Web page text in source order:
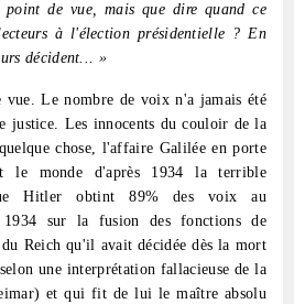
de vue, mais que dire quand ce
à l'élection présidentielle ? En
décident... »
vue. Le nombre de voix n'a jamais été
justice. Les innocents du couloir de la
chose, l'affaire Galilée en porte
le monde d'après 1934 la terrible
Hitler obtint 89% des voix au
sur la fusion des fonctions de
Reich qu'il avait décidée dès la mort
une interprétation fallacieuse de la
et qui fit de lui le maître absolu